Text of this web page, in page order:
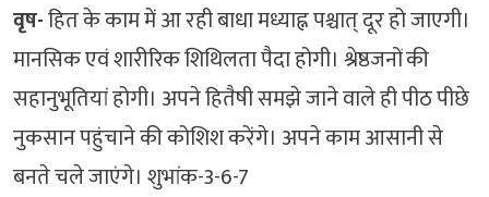
वृष-हित के काम में आ रही बाधा मध्याह्न पश्चात् दूर हो जाएगी।
मानसिक एवं शारीरिक शिथिलता पैदा होगी। श्रेष्ठजनों की
सहानुभूतियां होगी। अपने हितैषी समझे जाने वाले ही पीठ पीछे
नुकसान पहुंचाने की कोशिश करेंगे। अपने काम आसानी से
बनते चले जाएंगे। शुभांक-3-6-7